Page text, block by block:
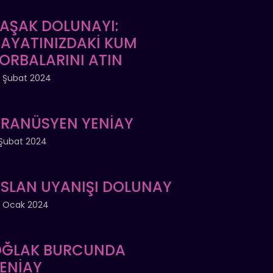
DOLUNAYI:
KUM
ATIN
Şubat 2024
YENİAY
2024
UYANIŞI DOLUNAY
Ocak 2024
BURCUNDA